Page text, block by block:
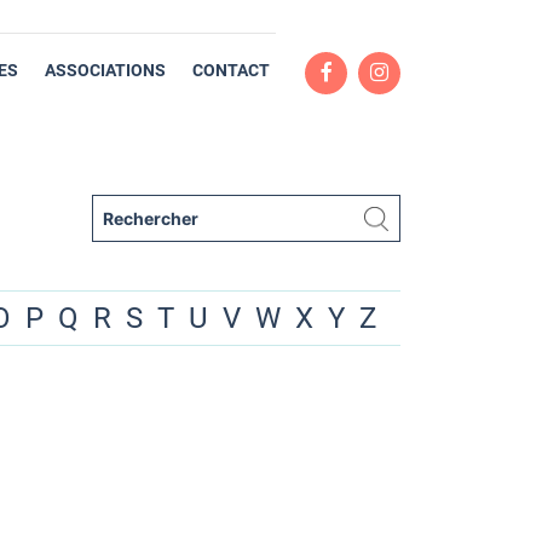
ASSOCIATIONS CONTACT
P Q R S T U V W X Y Z